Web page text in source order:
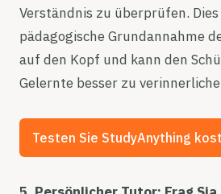
Verständnis zu überprüfen.
pädagogische Grundannahme
auf den Kopf und kann den
Gelernte besser zu
Testen Sie StudyAnything